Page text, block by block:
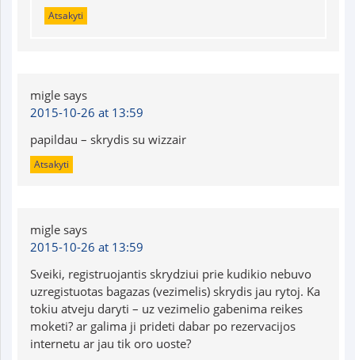
Atsakyti
migle says
2015-10-26 at 13:59
papildau – skrydis su wizzair
Atsakyti
migle says
2015-10-26 at 13:59
Sveiki, registruojantis skrydziui prie kudikio nebuvo
uzregistuotas bagazas (vezimelis) skrydis jau rytoj. Ka
tokiu atveju daryti – uz vezimelio gabenima reikes
moketi? ar galima ji prideti dabar po rezervacijos
internetu ar jau tik oro uoste?